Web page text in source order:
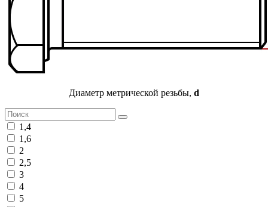
Диаметр метрической резьбы, d
1,4
1,6
2
2,5
3
4
5